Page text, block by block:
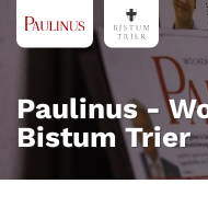
Zum Inhalt springen
Paulinus -
Bistum Trier